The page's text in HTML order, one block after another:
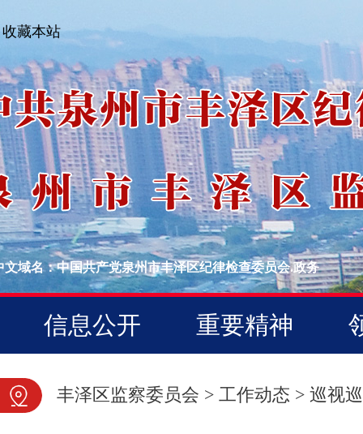
收藏本站
文域名：中国共产党泉州市丰泽区纪律检查委员会.政务
信息公开 重要精神
图片新闻
丰泽区监察委员会 > 工作动态 > 巡视